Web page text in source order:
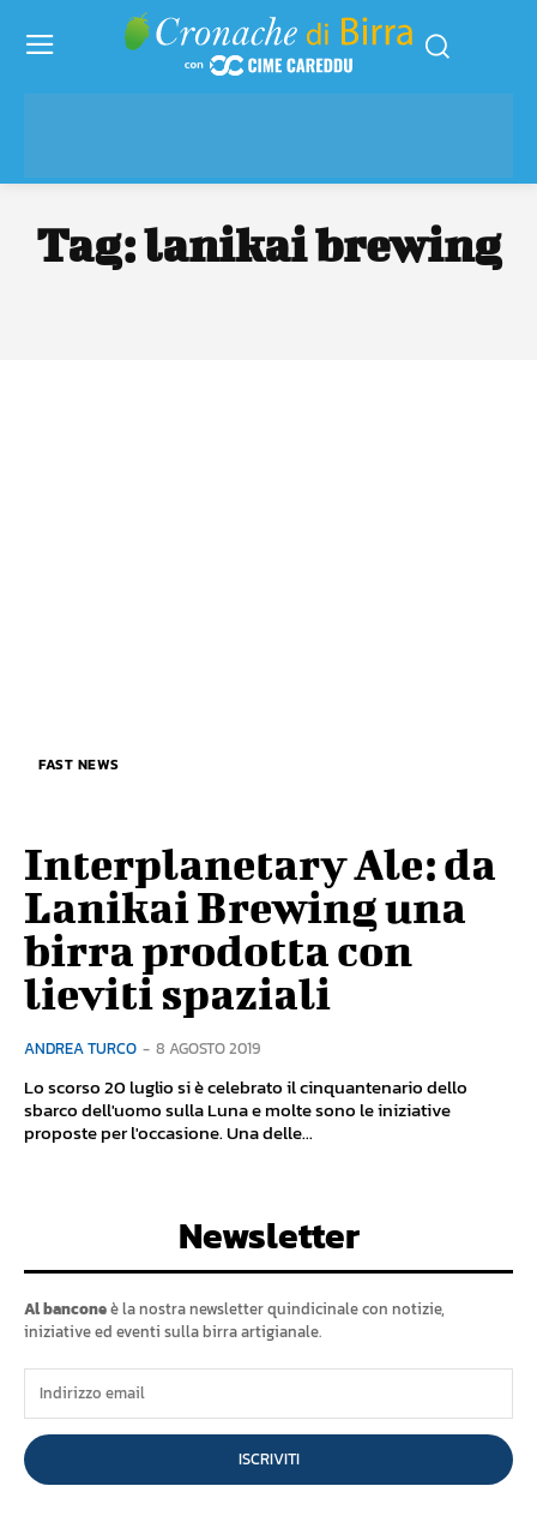
Tag:lanikai brewing
FAST NEWS
Interplanetary Ale: da
Lanikai Brewing una
birra prodotta con
lieviti spaziali
ANDREA TURCO - 8 AGOSTO 2019
Lo scorso 20 luglio si è celebrato il cinquantenario dello
sbarco dell'uomo sulla Luna e molte sono le iniziative
proposte per l'occasione. Una delle...
Newsletter
Al banconeè la nostra newsletter quindicinale con notizie,
iniziative ed eventi sulla birra artigianale.
ISCRIVITI